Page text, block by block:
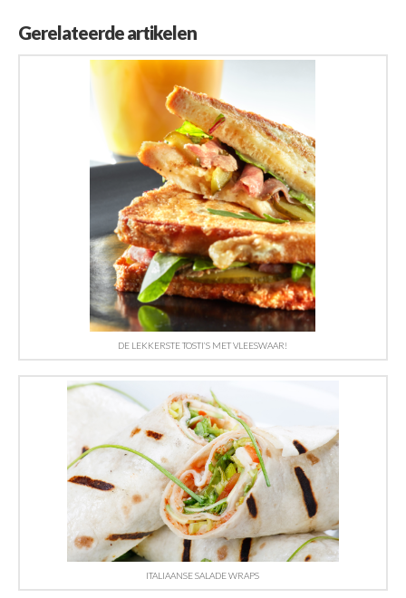
Gerelateerde artikelen
DE LEKKERSTE TOSTI’S MET VLEESWAAR!
ITALIAANSE SALADE WRAPS